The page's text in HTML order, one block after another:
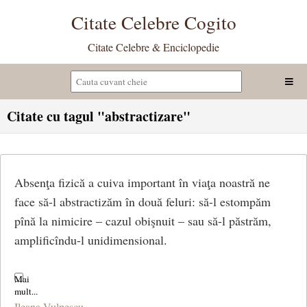
Citate Celebre Cogito
Citate Celebre & Enciclopedie
Citate cu tagul "abstractizare"
Absenţa fizică a cuiva important în viaţa noastră ne
face să-l abstractizăm în două feluri: să-l estompăm
pînă la nimicire – cazul obişnuit – sau să-l păstrăm,
amplificîndu-l unidimensional.